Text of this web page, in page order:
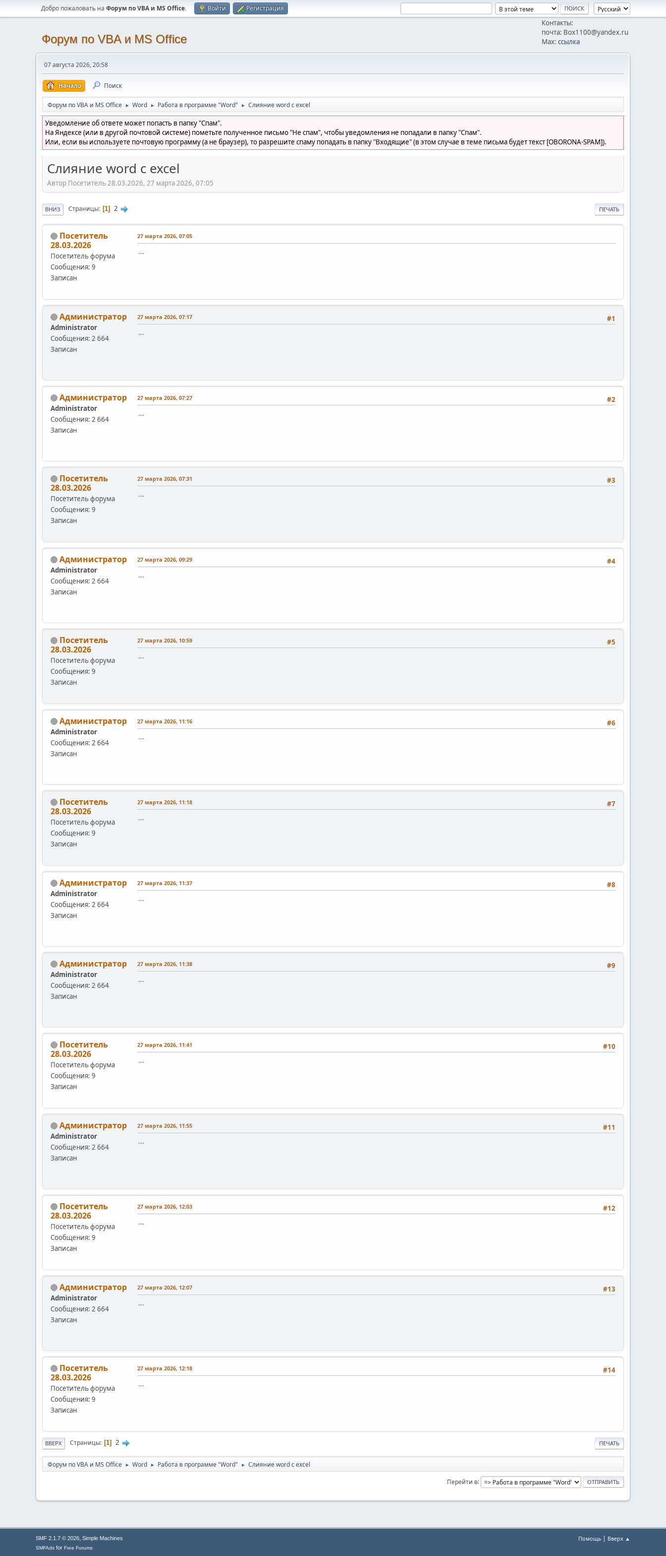
Добро пожаловать на Форум по VBA и MS Office. Войти Регистрация
Форум по VBA и MS Office
Контакты:
почта: Box1100@yandex.ru
Max: ссылка
07 августа 2026, 20:58
Начало Поиск
Форум по VBA и MS Office ► Word ► Работа в программе "Word" ► Слияние word с excel
Уведомление об ответе может попасть в папку "Спам".
На Яндексе (или в другой почтовой системе) пометьте полученное письмо "Не спам", чтобы уведомления не попадали в папку "Спам".
Или, если вы используете почтовую программу (а не браузер), то разрешите спаму попадать в папку "Входящие" (в этом случае в теме письма будет текст [OBORONA-SPAM]).
Слияние word с excel
Автор Посетитель 28.03.2026, 27 марта 2026, 07:05
ПЕЧАТЬ
ВНИЗ Страницы 1 2
Посетитель
28.03.2026
Посетитель форума
Сообщения: 9
Записан
27 марта 2026, 07:05
...
Администратор
Administrator
Сообщения: 2 664
Записан
#1
27 марта 2026, 07:17
...
Администратор
Administrator
Сообщения: 2 664
Записан
#2
27 марта 2026, 07:27
...
Посетитель
28.03.2026
Посетитель форума
Сообщения: 9
Записан
#3
27 марта 2026, 07:31
...
Администратор
Administrator
Сообщения: 2 664
Записан
#4
27 марта 2026, 09:29
...
Посетитель
28.03.2026
Посетитель форума
Сообщения: 9
Записан
#5
27 марта 2026, 10:59
...
Администратор
Administrator
Сообщения: 2 664
Записан
#6
27 марта 2026, 11:16
...
Посетитель
28.03.2026
Посетитель форума
Сообщения: 9
Записан
#7
27 марта 2026, 11:18
...
Администратор
Administrator
Сообщения: 2 664
Записан
#8
27 марта 2026, 11:37
...
Администратор
Administrator
Сообщения: 2 664
Записан
#9
27 марта 2026, 11:38
...
Посетитель
28.03.2026
Посетитель форума
Сообщения: 9
Записан
#10
27 марта 2026, 11:41
...
Администратор
Administrator
Сообщения: 2 664
Записан
#11
27 марта 2026, 11:55
...
Посетитель
28.03.2026
Посетитель форума
Сообщения: 9
Записан
#12
27 марта 2026, 12:03
...
Администратор
Administrator
Сообщения: 2 664
Записан
#13
27 марта 2026, 12:07
...
Посетитель
28.03.2026
Посетитель форума
Сообщения: 9
Записан
#14
27 марта 2026, 12:18
...
ПЕЧАТЬ
ВВЕРХ Страницы 1 2
Форум по VBA и MS Office ► Word ► Работа в программе "Word" ► Слияние word с excel
Перейти в
Помощь | Вверх ▲
SMF 2.1.7 © 2026, Simple Machines
SMFAds for Free Forums